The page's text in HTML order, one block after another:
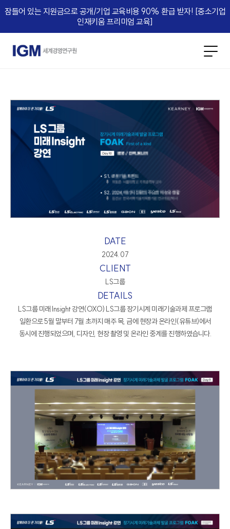
잠들어 있는 지원금으로 공개/기업 교육비용 90% 환급 받자! [중소기업
인재키움 프리미엄 교육]​
DATE
2024. 07
CLIENT
LS그룹
DETAILS
LS그룹 미래 Insight 강연(OXO) LS그룹 장기시계 미래기술과제 프로그램
일환으로 5월 말부터 7월 초까지 매주 목, 금에 현장과 온라인(유튜브)에서
동시에 진행되었으며, 디자인, 현장 촬영 및 온라인 중계를 진행하였습니다.